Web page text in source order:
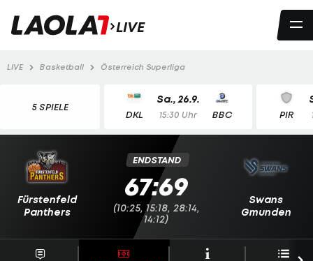
LIVE
LIVE Basketball Österreich Superliga
5 SPIELE
DKL BBC
Sa., 26.9.
15:30 Uhr PIR
Fürstenfeld
Panthers
Swans
Gmunden
ENDSTAND
67:69
(10:25, 15:18, 28:14,
14:12)